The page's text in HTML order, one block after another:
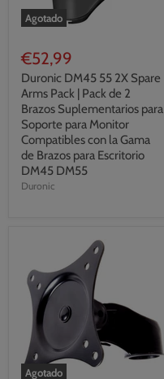
Agotado
€52,99
Duronic DM45 55 2X Spare
Arms Pack | Pack de 2
Brazos Suplementarios para
Soporte para Monitor
Compatibles con la Gama
de Brazos para Escritorio
DM45 DM55
Duronic
Agotado